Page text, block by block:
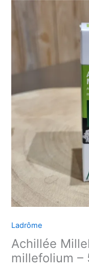
Ladrôme
Achillée
millefolium –